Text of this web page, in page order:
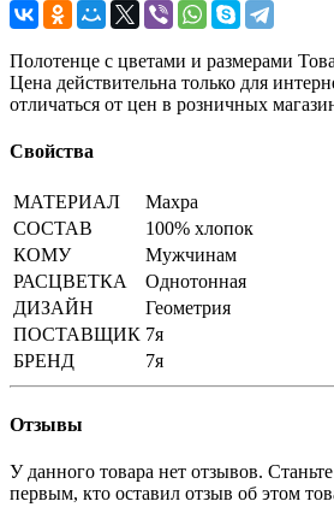
Полотенце с цветами и размерами
Цена действительна только для
отличаться от цен в розничных
Свойства
МАТЕРИАЛ
Махра
СОСТАВ
100% хлопок
КОМУ
Мужчинам
РАСЦВЕТКА
Однотонная
ДИЗАЙН
Геометрия
ПОСТАВЩИК 7я
БРЕНД
7я
Отзывы
У данного товара нет отзывов. Станьте
первым, кто оставил отзыв об этом